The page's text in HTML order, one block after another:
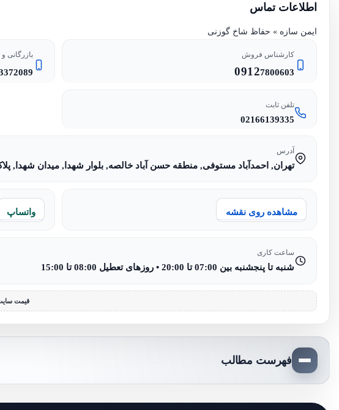
اطلاعات تماس
ایمن سازه » حفاظ شاخ گوزنی
کارشناس فروش
09127800603
بازرگانی
تلفن ثابت
02166139335
آدرس
تهران, احمدآباد مستوفی, منطقه حسن آباد خالصه, بلوار شهدا, میدان شهدا, پلاک
مشاهده روی نقشه واتساپ
ساعت کاری
شنبه تا پنجشنبه بین 07:00 تا 20:00 • روزهای تعطیل 08:00 تا 15:00
قیمت
فهرست مطالب